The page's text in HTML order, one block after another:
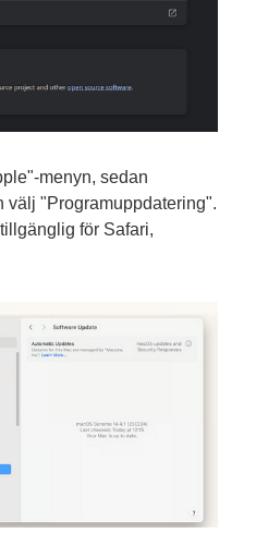
menyn, sedan
välj "Programuppdatering".
för Safari,